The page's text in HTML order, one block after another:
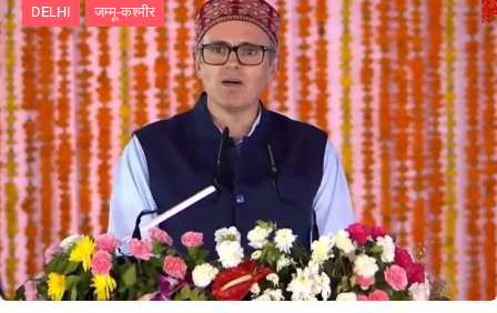
DELHI जम्मू-कश्मीर